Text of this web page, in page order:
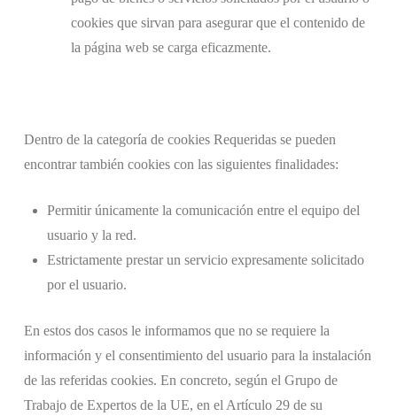
cookies que sirvan para asegurar que el contenido de
la página web se carga eficazmente.
Dentro de la categoría de cookies Requeridas se pueden
encontrar también cookies con las siguientes finalidades:
Permitir únicamente la comunicación entre el equipo del
usuario y la red.
Estrictamente prestar un servicio expresamente solicitado
por el usuario.
En estos dos casos le informamos que no se requiere la
información y el consentimiento del usuario para la instalación
de las referidas cookies. En concreto, según el Grupo de
Trabajo de Expertos de la UE, en el Artículo 29 de su